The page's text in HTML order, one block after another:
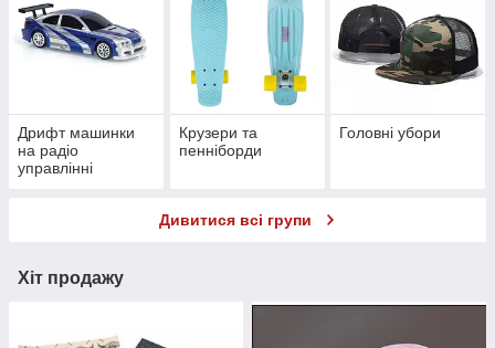
Дрифт машинки
на радіо
управлінні
Крузери та
пенніборди
Головні убори
Дивитися всі групи
Хіт продажу